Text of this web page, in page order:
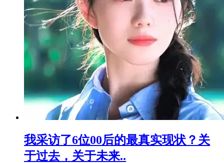
我采访了6位00后的最真实现状？关
于过去，关于未来..